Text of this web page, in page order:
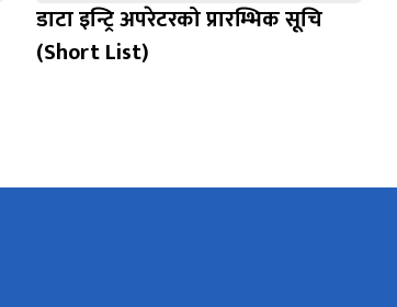
डाटा इन्ट्रि अपरेटरको प्रारम्भिक सूचि
(Short List)